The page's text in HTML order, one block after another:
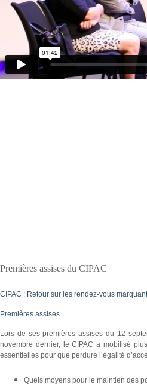
Premières assises du CIPAC
CIPAC : Retour sur les rendez-vous
Premières assises
Lors de ses premières assises du 12
novembre dernier, le CIPAC a mobilisé
essentielles pour que perdure l’égalité
Quels moyens pour le maintien des